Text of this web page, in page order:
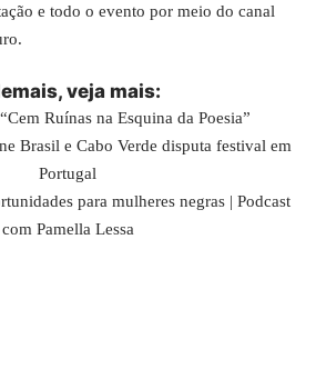
e todo o evento por meio do canal
veja mais:
Ruínas na Esquina da Poesia”
Brasil e Cabo Verde disputa festival em
Portugal
para mulheres negras | Podcast
com Pamella Lessa